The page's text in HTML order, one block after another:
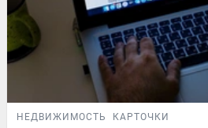
НЕДВИЖИМОСТЬ КАРТОЧКИ